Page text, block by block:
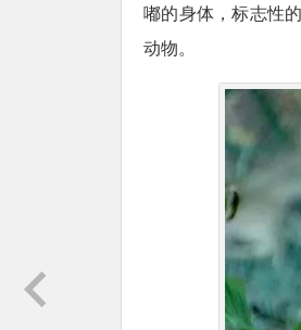
嘟的身体，标志性
动物。